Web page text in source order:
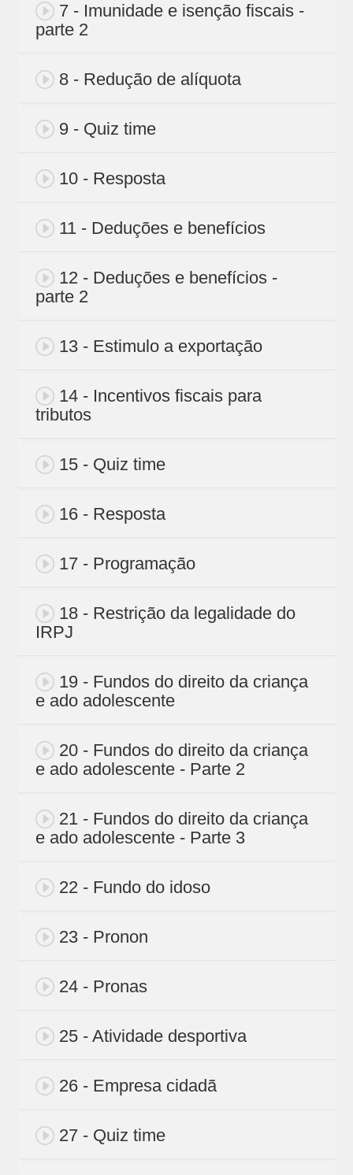
7 - Imunidade e isenção fiscais -
parte 2
8 - Redução de alíquota
9 - Quiz time
10 - Resposta
11 - Deduções e benefícios
12 - Deduções e benefícios -
parte 2
13 - Estimulo a exportação
14 - Incentivos fiscais para
tributos
15 - Quiz time
16 - Resposta
17 - Programação
18 - Restrição da legalidade do
IRPJ
19 - Fundos do direito da criança
e ado adolescente
20 - Fundos do direito da criança
e ado adolescente - Parte 2
21 - Fundos do direito da criança
e ado adolescente - Parte 3
22 - Fundo do idoso
23 - Pronon
24 - Pronas
25 - Atividade desportiva
26 - Empresa cidadã
27 - Quiz time